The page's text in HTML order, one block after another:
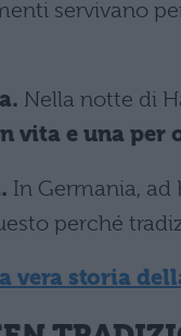
servivano
Nella notte di
vita e una per
In Germania, ad
perché
vera storia